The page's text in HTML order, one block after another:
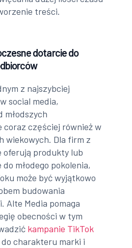
treści.
dotarcie do
z najszybciej
social media,
młodszych
coraz częściej również w
wiekowych. Dla firm z
oferują produkty lub
młodego pokolenia,
może być wyjątkowo
budowania
Alte Media pomaga
obecności w tym
kampanie TikTok
charakteru marki i